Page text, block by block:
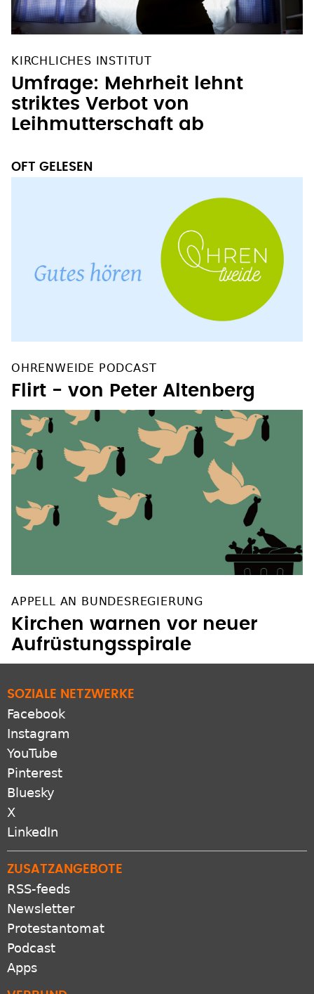
KIRCHLICHES INSTITUT
Umfrage: Mehrheit lehnt
striktes Verbot von
Leihmutterschaft ab
OFT GELESEN
OHRENWEIDE PODCAST
Flirt - von Peter Altenberg
APPELL AN BUNDESREGIERUNG
Kirchen warnen vor neuer
Aufrüstungsspirale
SOZIALE NETZWERKE
Facebook
Instagram
YouTube
Pinterest
Bluesky
X
LinkedIn
ZUSATZANGEBOTE
RSS-feeds
Newsletter
Protestantomat
Podcast
Apps